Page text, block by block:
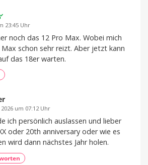
23:45 Uhr
noch das 12 Pro Max. Wobei mich
schon sehr reizt. Aber jetzt kann
das 18er warten.
2026 um 07:12 Uhr
ich persönlich auslassen und lieber
oder 20th anniversary oder wie es
wird dann nächstes Jahr holen.